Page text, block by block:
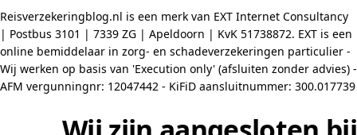
Reisverzekeringblog.nl is een merk van EXT Internet Consultancy
| Postbus 3101 | 7339 ZG | Apeldoorn | KvK 51738872. EXT is een
online bemiddelaar in zorg- en schadeverzekeringen particulier -
Wij werken op basis van 'Execution only' (afsluiten zonder advies) -
AFM vergunningnr: 12047442 - KiFiD aansluitnummer: 300.017739